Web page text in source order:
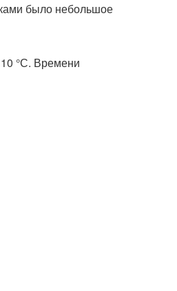
было небольшое
°С. Времени